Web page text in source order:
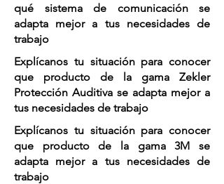
qué sistema de comunicación se
adapta mejor a tus necesidades de
trabajo
Explícanos tu situación para conocer
que producto de la gama Zekler
Protección Auditiva se adapta mejor a
tus necesidades de trabajo
Explícanos tu situación para conocer
que producto de la gama 3M se
adapta mejor a tus necesidades de
trabajo